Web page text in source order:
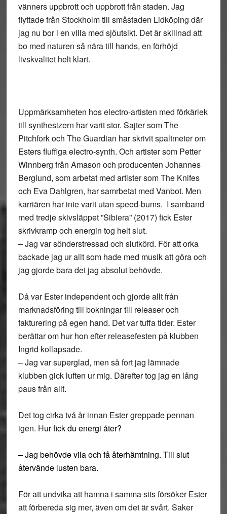
vänners uppbrott och uppbrott från staden. Jag
flyttade från Stockholm till småstaden Lidköping där
jag nu bor i en villa med sjöutsikt. Det är skillnad att
bo med naturen så nära till hands, en förhöjd
livskvalitet helt klart.
Uppmärksamheten hos electro-artisten med förkärlek
till synthesizern har varit stor. Sajter som The
Pitchfork och The Guardian har skrivit spaltmeter om
Esters fluffiga electro-synth. Och artister som Petter
Winnberg från Amason och producenten Johannes
Berglund, som arbetat med artister som The Knifes
och Eva Dahlgren, har samrbetat med Vanbot. Men
karriären har inte varit utan speed-bums. I samband
med tredje skivsläppet ”Sibiera” (2017) fick Ester
skrivkramp och energin tog helt slut.
–Jag var sönderstressad och slutkörd. För att orka
backade jag ur allt som hade med musik att göra och
jag gjorde bara det jag absolut behövde.
Då var Ester independent och gjorde allt från
marknadsföring till bokningar till releaser och
fakturering på egen hand. Det var tuffa tider. Ester
berättar om hur hon efter releasefesten på klubben
Ingrid kollapsade.
–Jag var superglad, men så fort jag lämnade
klubben gick luften ur mig. Därefter tog jag en lång
paus från allt.
Det tog cirka två år innan Ester greppade pennan
igen. Hur fick du energi åter?
–Jag behövde vila och få återhämtning. Till slut
återvände lusten bara.
För att undvika att hamna i samma sits försöker Ester
att förbereda sig mer, även om det är svårt. Saker